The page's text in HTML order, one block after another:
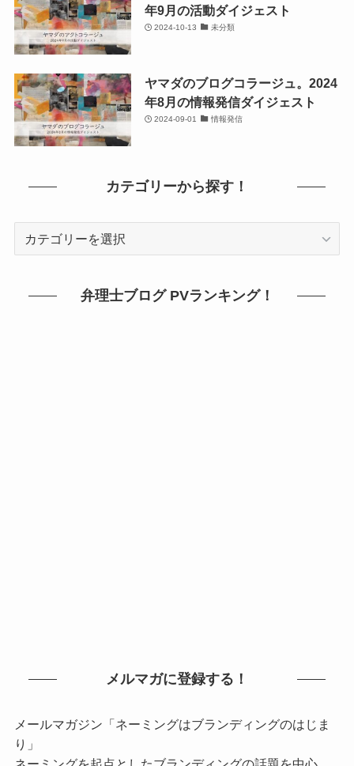
年9月の活動ダイジェスト
2024-10-13 未分類
ヤマダのブログコラージュ。2024
年8月の情報発信ダイジェスト
2024-09-01 情報発信
カテゴリーから探す！
弁理士ブログ PVランキング！
メルマガに登録する！
メールマガジン「ネーミングはブランディングのはじま
り」